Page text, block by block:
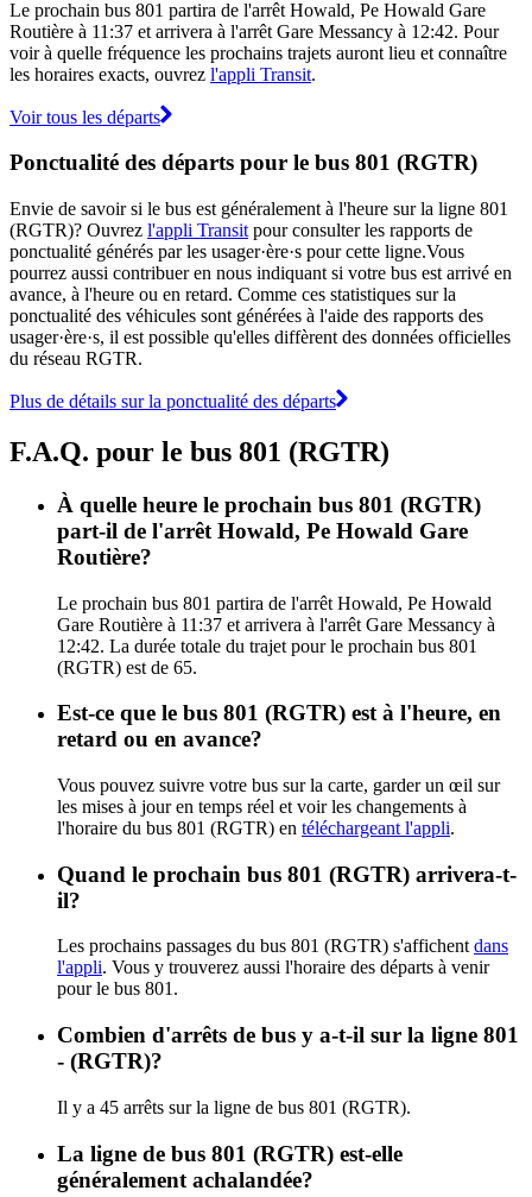
Le prochain bus 801 partira de l'arrêt Howald, Pe Howald Gare
Routière à 11:37 et arrivera à l'arrêt Gare Messancy à 12:42. Pour
voir à quelle fréquence les prochains trajets auront lieu et connaître
les horaires exacts, ouvrez l'appli Transit.
Voir tous les départs
Ponctualité des départs pour le bus 801 (RGTR)
Envie de savoir si le bus est généralement à l'heure sur la ligne 801
(RGTR)? Ouvrez l'appli Transit pour consulter les rapports de
ponctualité générés par les usager·ère·s pour cette ligne.Vous
pourrez aussi contribuer en nous indiquant si votre bus est arrivé en
avance, à l'heure ou en retard. Comme ces statistiques sur la
ponctualité des véhicules sont générées à l'aide des rapports des
usager·ère·s, il est possible qu'elles diffèrent des données officielles
du réseau RGTR.
Plus de détails sur la ponctualité des départs
F.A.Q. pour le bus 801 (RGTR)
À quelle heure le prochain bus 801 (RGTR)
part-il de l'arrêt Howald, Pe Howald Gare
Routière?
Le prochain bus 801 partira de l'arrêt Howald, Pe Howald
Gare Routière à 11:37 et arrivera à l'arrêt Gare Messancy à
12:42. La durée totale du trajet pour le prochain bus 801
(RGTR) est de 65.
Est-ce que le bus 801 (RGTR) est à l'heure, en
retard ou en avance?
Vous pouvez suivre votre bus sur la carte, garder un œil sur
les mises à jour en temps réel et voir les changements à
l'horaire du bus 801 (RGTR) en téléchargeant l'appli.
Quand le prochain bus 801 (RGTR) arrivera-t-
il?
Les prochains passages du bus 801 (RGTR) s'affichentdans
l'appli. Vous y trouverez aussi l'horaire des départs à venir
pour le bus 801.
Combien d'arrêts de bus y a-t-il sur la ligne 801
- (RGTR)?
Il y a 45 arrêts sur la ligne de bus 801 (RGTR).
La ligne de bus 801 (RGTR) est-elle
généralement achalandée?